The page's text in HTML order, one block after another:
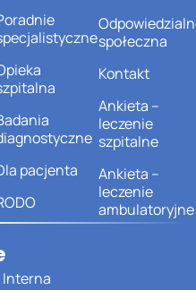
pacjenta
społeczna
Kontakt
Ankieta –
leczenie
szpitalne
Ankieta –
leczenie
ambulatoryjne
Interna